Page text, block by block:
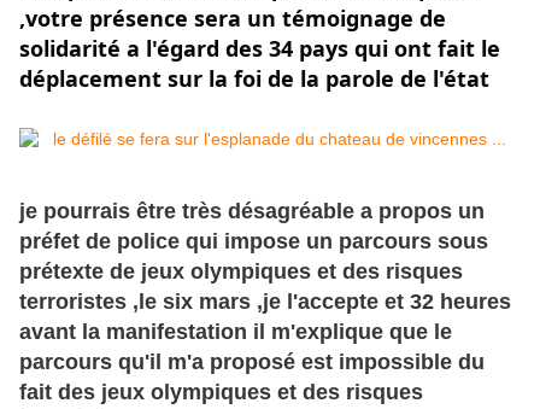
,votre présence sera un témoignage de
solidarité a l'égard des 34 pays qui ont fait le
déplacement sur la foi de la parole de l'état
je pourrais être très désagréable a propos un
préfet de police qui impose un parcours sous
prétexte de jeux olympiques et des risques
terroristes ,le six mars ,je l'accepte et 32 heures
avant la manifestation il m'explique que le
parcours qu'il m'a proposé est impossible du
fait des jeux olympiques et des risques